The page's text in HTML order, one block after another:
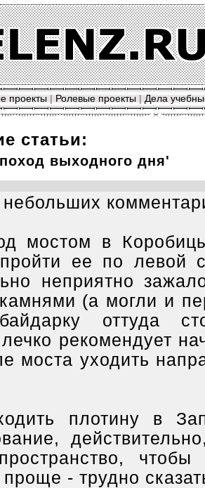
проекты | Ролевые проекты | Дела
статьи:
выходного дня'
небольших
мостом в
ее по левой
неприятно
(а могли и
оттуда
рекомендует
моста уходить
плотину в
- трудно